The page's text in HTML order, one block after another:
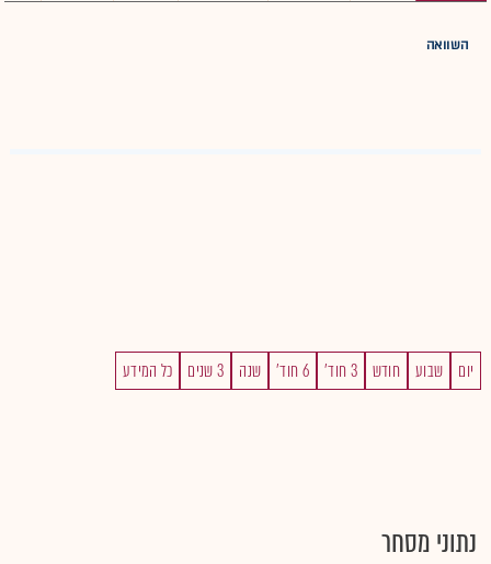
השוואה
יום שבוע חודש 3 חוד' 6 חוד' שנה 3 שנים כל המידע
נתוני מסחר